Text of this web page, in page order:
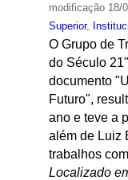
modificação18/
Superior,
O Grupo de
do Século
documento
Futuro",
ano e teve a
além de Luiz
trabalhos
Localizado